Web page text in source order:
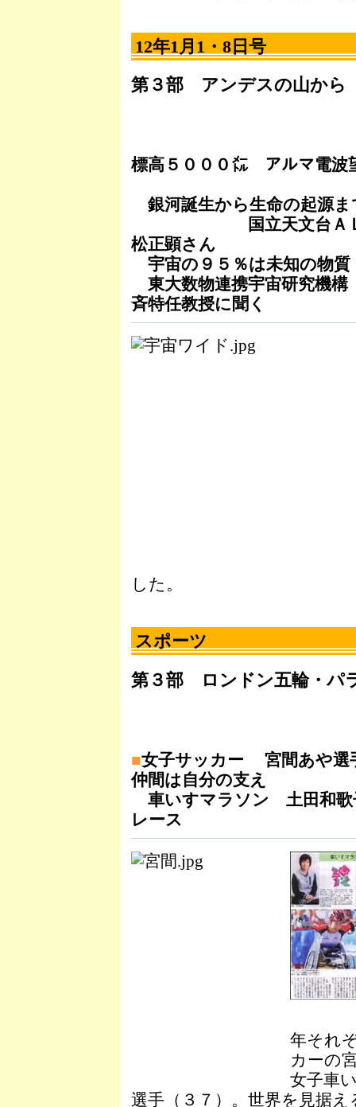
12年1月1・8日号
第３部 アンデスの山から
標高５０００㍍ アルマ電波
銀河誕生から生命の起源ま
国立天文台ＡＬＭ
松正顕さん
宇宙の９５％は未知の物質
東大数物連携宇宙研究機
斉特任教授に聞く
した。
スポーツ
第３部 ロンドン五輪・パ
■女子サッカー 宮間あや
仲間は自分の支え
車いすマラソン 土田和
レース
年それ
カーの
女子車
選手（３７）。世界を見据